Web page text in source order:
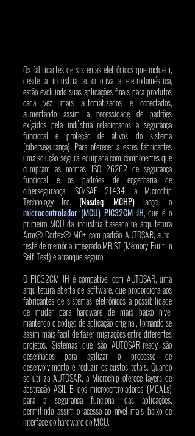
Os fabricantes de sistemas eletrônicos que incluem,
desde a indústria automotiva a eletrodoméstica,
estão evoluindo suas aplicações finais para produtos
cada vez mais automatizados e conectados,
aumentando assim a necessidade de padrões
exígidos pela indústria relacionados a segurança
funcional e proteção de ativos do sistema
(cibersegurança). Para oferecer a estes fabricantes
uma solução segura, equipada com componentes que
cumpram as normas ISO 26262 de segurança
funcional e os padrões de engenharia de
cibersegurança ISO/SAE 21434, a Microchip
Technology Inc. (Nasdaq: MCHP)
microcontrolador (MCU) PIC32CM JH, que é o
primeiro MCU da indústria baseado na arquitetura
Arm® Cortex®-M0+ com padrão AUTOSAR, auto-
teste de memória integrado MBIST (Memory-Built-In
Self-Test) e arranque seguro.
O PIC32CM JH é compatível com AUTOSAR, uma
arquitetura aberta de software, que proporciona aos
fabricantes de sistemas eletrônicos a possibilidade
de mudar para hardware de mais baixo nível
mantendo o código de aplicação original, tornando-se
assim mais fácil de fazer migrações entre diferentes
projetos. Sistemas que são AUTOSAR-ready são
desenhados para agilizar o processo de
desenvolvimento e reduzir os custos totais. Quando
se utiliza AUTOSAR, a Microchip oferece layers de
abstração ASIL B dos microcontroladores (MCALs)
para a segurança funcional das aplicações,
permitindo assim o acesso ao nível mais baixo de
interface do hardware do MCU.